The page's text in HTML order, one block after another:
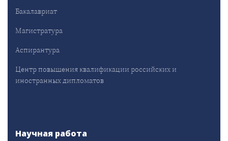
Бакалавриат
Магистратура
Аспирантура
Центр повышения квалификации российских и
иностранных дипломатов
Научная работа